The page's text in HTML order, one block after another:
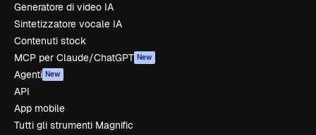
Generatore di video IA
Sintetizzatore vocale IA
Contenuti stock
MCP per Claude/ChatGPT New
Agenti New
API
App mobile
Tutti gli strumenti Magnific